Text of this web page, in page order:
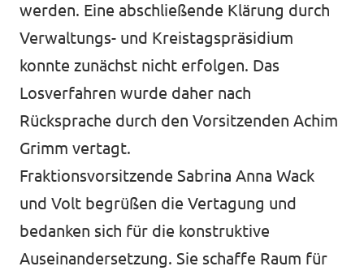
werden. Eine abschließende Klärung durch
Verwaltungs- und Kreistagspräsidium
konnte zunächst nicht erfolgen. Das
Losverfahren wurde daher nach
Rücksprache durch den Vorsitzenden Achim
Grimm vertagt.
Fraktionsvorsitzende Sabrina Anna Wack
und Volt begrüßen die Vertagung und
bedanken sich für die konstruktive
Auseinandersetzung. Sie schaffe Raum für